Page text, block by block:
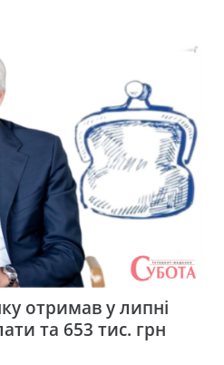
отримав у липні
та 653 тис. грн